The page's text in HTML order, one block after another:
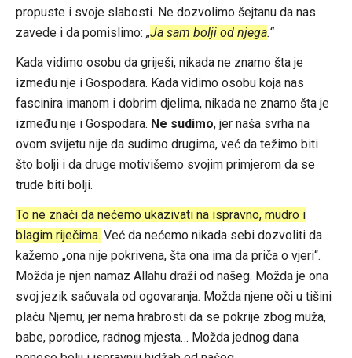
propuste i svoje slabosti. Ne dozvolimo šejtanu da nas
zavede i da pomislimo: „Ja sam bolji od njega.“
Kada vidimo osobu da griješi, nikada ne znamo šta je
između nje i Gospodara. Kada vidimo osobu koja nas
fascinira imanom i dobrim djelima, nikada ne znamo šta je
između nje i Gospodara. Ne sudimo, jer naša svrha na
ovom svijetu nije da sudimo drugima, već da težimo biti
što bolji i da druge motivišemo svojim primjerom da se
trude biti bolji.
To ne znači da nećemo ukazivati na ispravno, mudro i
blagim riječima. Već da nećemo nikada sebi dozvoliti da
kažemo „ona nije pokrivena, šta ona ima da priča o vjeri“.
Možda je njen namaz Allahu draži od našeg. Možda je ona
svoj jezik sačuvala od ogovaranja. Možda njene oči u tišini
plaču Njemu, jer nema hrabrosti da se pokrije zbog muža,
babe, porodice, radnog mjesta… Možda jednog dana